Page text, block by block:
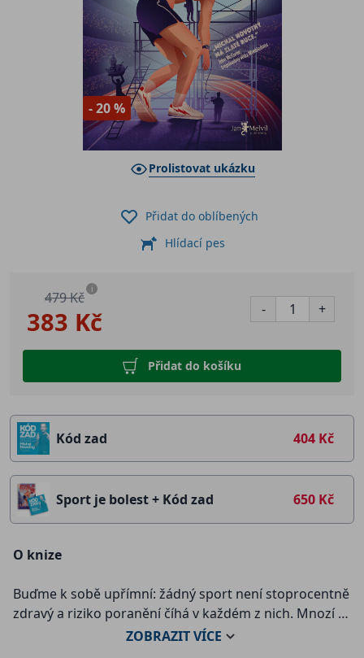
- 20 %
Prolistovat ukázku
383 Kč
479 Kč i
- +
Přidat do košíku
Přidat do oblíbených
Hlídací pes
Kód zad 404 Kč
Sport je bolest + Kód zad 650 Kč
O knize
Buďme k sobě upřímní: žádný sport není stoprocentně
zdravý a riziko poranění číhá v každém z nich. Mnozí z
nás pak musí svého oblíbeného sportu dokonce
ZOBRAZITVÍCE